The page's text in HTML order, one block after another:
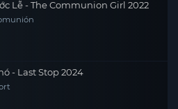
Lễ - The Communion Girl 2022
- Last Stop 2024